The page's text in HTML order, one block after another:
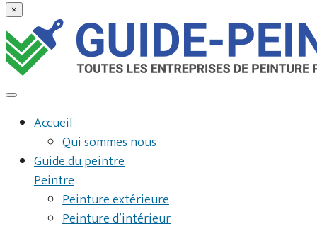
×
Accueil
Qui sommes nous
Guide du peintre
Peintre
Peinture extérieure
Peinture d’intérieur